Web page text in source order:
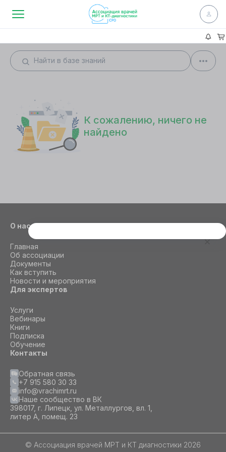
К сожалению, ничего не
найдено
О нас
Главная
Об ассоциации
Документы
Как вступить
Новости и мероприятия
Для экспертов
Услуги
Вебинары
Книги
Подписка
Обучение
Контакты
Обратная связь
+7 915 580 30 33
info@vrachimrt.ru
Наше сообщество в ВК
398017, г. Липецк, ул. Металлургов, вл. 1,
литер А, помещ. 23
© Ассоциация врачей МРТ и КТ диагностики 2026
Этот сайт использует cookie
Для корректной работы данного сайта
необходимы файлы cookie
СОГЛАСИЕ